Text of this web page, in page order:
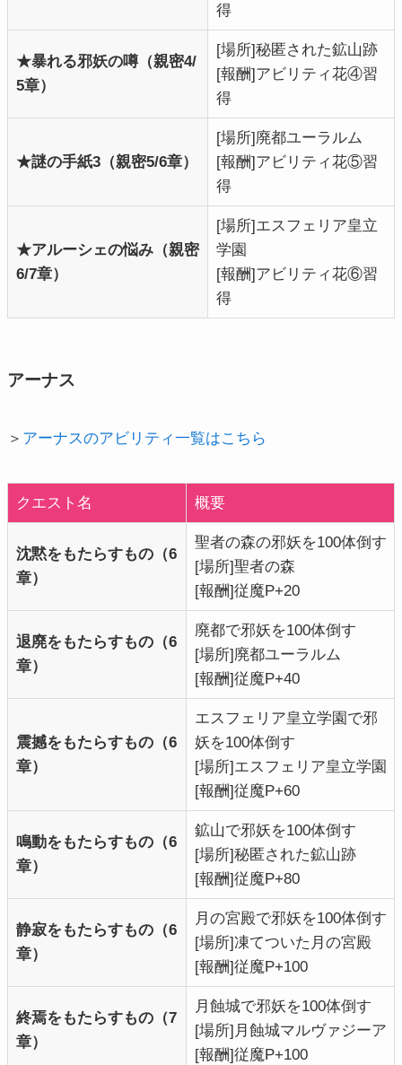
得
★暴れる邪妖の噂（親密4/
5章）
[場所]秘匿された鉱山跡
[報酬]アビリティ花④習
得
★謎の手紙3（親密5/6章）
[場所]廃都ユーラルム
[報酬]アビリティ花⑤習
得
★アルーシェの悩み（親密
6/7章）
[場所]エスフェリア皇立
学園
[報酬]アビリティ花⑥習
得
アーナス
＞ アーナスのアビリティ一覧はこちら
クエスト名 概要
沈黙をもたらすもの（6
章）
聖者の森の邪妖を100体倒す
[場所]聖者の森
[報酬]従魔P+20
退廃をもたらすもの（6
章）
廃都で邪妖を100体倒す
[場所]廃都ユーラルム
[報酬]従魔P+40
震撼をもたらすもの（6
章）
エスフェリア皇立学園で邪
妖を100体倒す
[場所]エスフェリア皇立学園
[報酬]従魔P+60
鳴動をもたらすもの（6
章）
鉱山で邪妖を100体倒す
[場所]秘匿された鉱山跡
[報酬]従魔P+80
静寂をもたらすもの（6
章）
月の宮殿で邪妖を100体倒す
[場所]凍てついた月の宮殿
[報酬]従魔P+100
終焉をもたらすもの（7
章）
月蝕城で邪妖を100体倒す
[場所]月蝕城マルヴァジーア
[報酬]従魔P+100